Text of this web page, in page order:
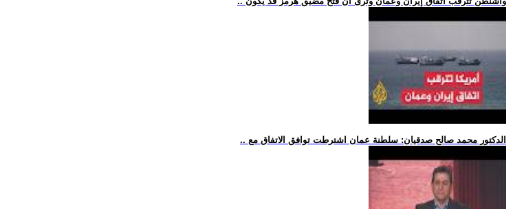
.. الدكتور محمد صالح صدقيان: سلطنة عمان اشترطت توافق الاتفاق مع